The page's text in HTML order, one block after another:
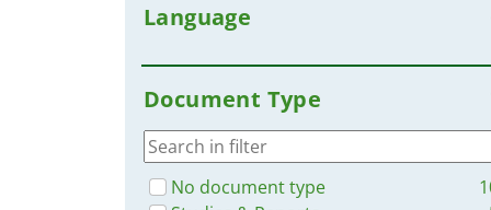
Language
Document Type
No document type